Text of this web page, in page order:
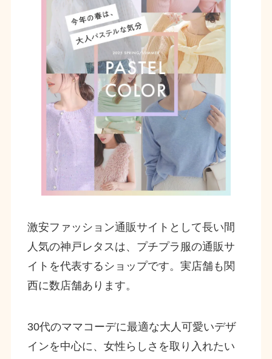
激安ファッション通販サイトとして長い間
人気の神戸レタスは、プチプラ服の通販サ
イトを代表するショップです。実店舗も関
西に数店舗あります。
30代のママコーデに最適な大人可愛いデザ
インを中心に、女性らしさを取り入れたい